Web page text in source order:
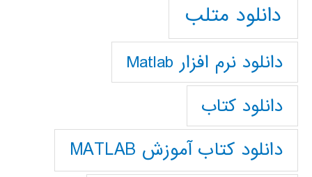
دانلود متلب
دانلود نرم افزار Matlab
دانلود کتاب
دانلود کتاب آموزش MATLAB